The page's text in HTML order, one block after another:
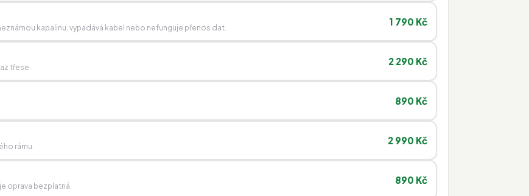
kapalinu, vypadává kabel nebo nefunguje přenos dat.
1 790 Kč
třese.
2 290 Kč
890 Kč
rámu.
2 990 Kč
oprava bezplatná.
890 Kč